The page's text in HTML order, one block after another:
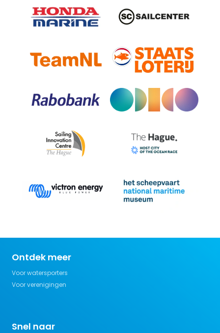
Ontdek meer
Voor watersporters
Voor verenigingen
Snel naar